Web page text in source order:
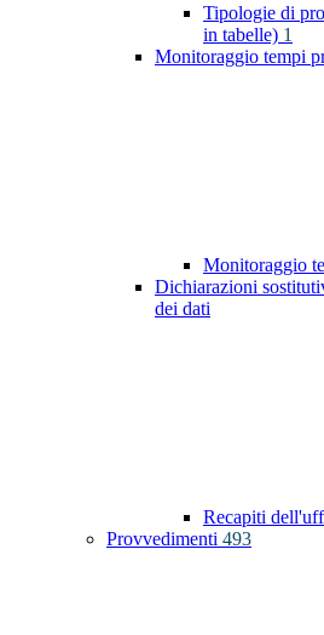
Tipologie di
in tabelle) 1
Monitoraggio tempi
Monitoraggio
Dichiarazioni
dei dati
Recapiti
Provvedimenti 493